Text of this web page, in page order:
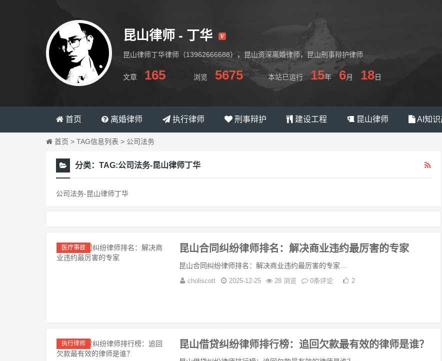
昆山律师 - 丁华
昆山律师丁华律师（13962666688），昆山资深离婚律师，昆山刑事辩护律师
文章 165 浏览 5675 本站已运行 15年 6月 18日
首页 离婚律师 执行律师 刑事辩护 建设工程 昆山律师 AI知识
首页 > TAG信息列表 > 公司法务
分类： TAG:公司法务-昆山律师丁华
公司法务-昆山律师丁华
医疗事故 昆山合同纠纷律师排名：解决商业违约最厉害的专家
昆山合同纠纷律师排名：解决商业违约最厉害的专家...
choliscott 2025-12-25 28 浏览 0条评论 2
执行律师 昆山借贷纠纷律师排行榜：追回欠款最有效的律师是谁？